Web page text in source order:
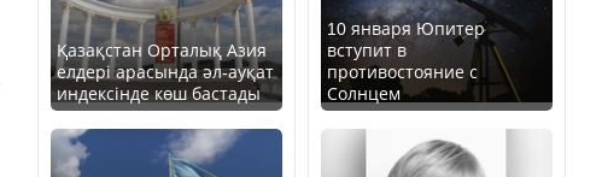
Қазақстан Орталық Азия
елдері арасында әл-ауқат
индексінде көш бастады
10 января Юпитер
вступит в
противостояние с
Солнцем